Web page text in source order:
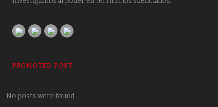
PROMOTED POST
No posts were found.